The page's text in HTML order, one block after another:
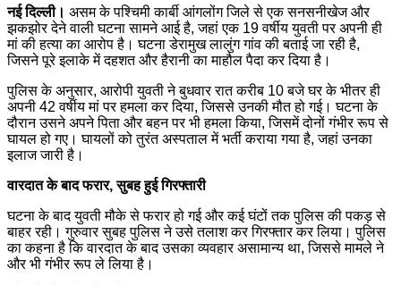
नई दिल्ली। असम के पश्चिमी कार्बी आंगलोंग जिले से एक सनसनीखेज और
झकझोर देने वाली घटना सामने आई है, जहां एक 19 वर्षीय युवती पर अपनी ही
मां की हत्या का आरोप है। घटना डेरामुख लालुंग गांव की बताई जा रही है,
जिसने पूरे इलाके में दहशत और हैरानी का माहौल पैदा कर दिया है।
पुलिस के अनुसार, आरोपी युवती ने बुधवार रात करीब 10 बजे घर के भीतर ही
अपनी 42 वर्षीय मां पर हमला कर दिया, जिससे उनकी मौत हो गई। घटना के
दौरान उसने अपने पिता और बहन पर भी हमला किया, जिसमें दोनों गंभीर रूप से
घायल हो गए। घायलों को तुरंत अस्पताल में भर्ती कराया गया है, जहां उनका
इलाज जारी है।
वारदात के बाद फरार, सुबह हुई गिरफ्तारी
घटना के बाद युवती मौके से फरार हो गई और कई घंटों तक पुलिस की पकड़ से
बाहर रही। गुरुवार सुबह पुलिस ने उसे तलाश कर गिरफ्तार कर लिया। पुलिस
का कहना है कि वारदात के बाद उसका व्यवहार असामान्य था, जिससे मामले ने
और भी गंभीर रूप ले लिया है।